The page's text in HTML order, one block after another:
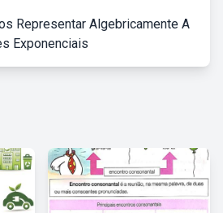
Representar Algebricamente A
Exponenciais